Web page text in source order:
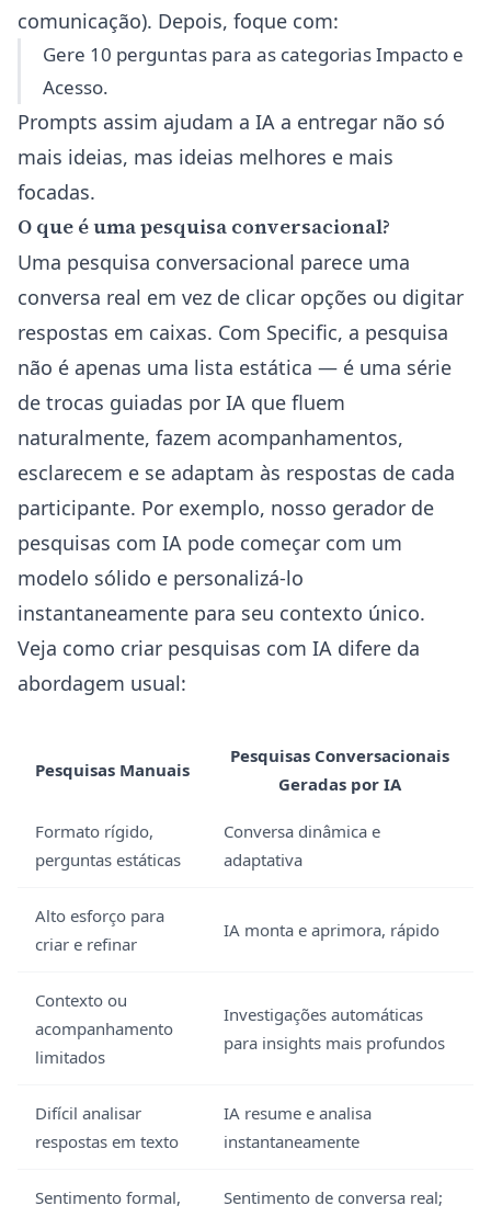
comunicação). Depois, foque com:
Gere 10 perguntas para as categorias Impacto e
Acesso.
Prompts assim ajudam a IA a entregar não só
mais ideias, mas ideias melhores e mais
focadas.
O que é uma pesquisa conversacional?
Uma pesquisa conversacional parece uma
conversa real em vez de clicar opções ou digitar
respostas em caixas. Com Specific, a pesquisa
não é apenas uma lista estática — é uma série
de trocas guiadas por IA que fluem
naturalmente, fazem acompanhamentos,
esclarecem e se adaptam às respostas de cada
participante. Por exemplo, nosso gerador de
pesquisas com IA pode começar com um
modelo sólido e personalizá-lo
instantaneamente para seu contexto único.
Veja como criar pesquisas com IA difere da
abordagem usual:
Pesquisas Manuais
Pesquisas Conversacionais
Geradas por IA
Formato rígido,
perguntas estáticas
Conversa dinâmica e
adaptativa
Alto esforço para
criar e refinar
IA monta e aprimora, rápido
Contexto ou
acompanhamento
limitados
Investigações automáticas
para insights mais profundos
Difícil analisar
respostas em texto
IA resume e analisa
instantaneamente
Sentimento formal,
Sentimento de conversa real;